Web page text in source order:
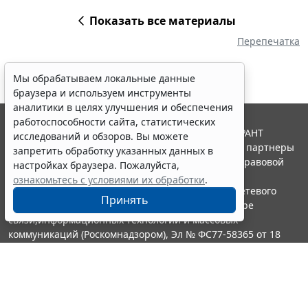
Показать все материалы
Перепечатка
Мы обрабатываем локальные данные
браузера и используем инструменты
аналитики в целях улучшения и обеспечения
работоспособности сайта, статистических
исследований и обзоров. Вы можете
запретить обработку указанных данных в
настройках браузера. Пожалуйста,
ознакомьтесь с условиями их обработки.
Принять
© ООО "НПП "ГАРАНТ-СЕРВИС", 2026. Система ГАРАНТ
выпускается с 1990 года. Компания "Гарант" и ее партнеры
являются участниками Российской ассоциации правовой
информации ГАРАНТ.
Портал ГАРАНТ.РУ зарегистрирован в качестве сетевого
издания Федеральной службой по надзору в сфере
связи,информационных технологий и массовых
коммуникаций (Роскомнадзором), Эл № ФС77-58365 от 18